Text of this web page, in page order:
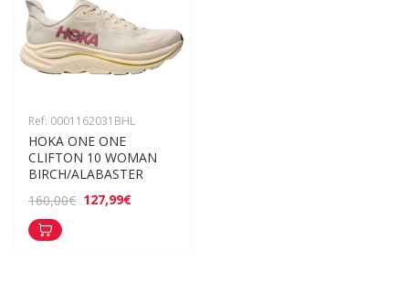
Ref: 0001162031BHL
HOKA ONE ONE
CLIFTON 10 WOMAN
BIRCH/ALABASTER
160,00€ 127,99€